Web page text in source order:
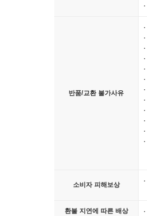
반품/교환 불가사유
소비자 피해보상
환불 지연에 따른 배상